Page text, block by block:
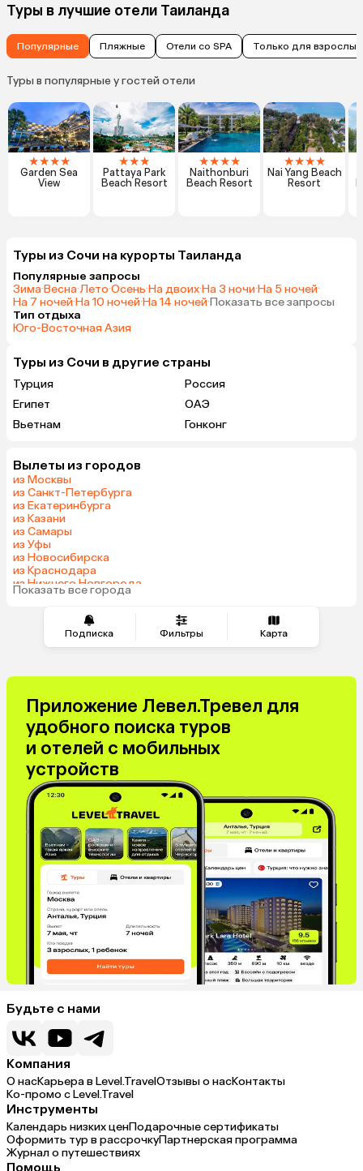
Подписка Фильтры Карта
Туры в лучшие отели Таиланда
Популярные Пляжные Отели со SPA Только для взрослых
Туры в популярные у гостей отели
★★★★
Garden Sea
View
★★★
Pattaya Park
Beach Resort
★★★★
Naithonburi
Beach Resort
★★★★
Nai Yang Beach
Resort
Туры из Сочи на курорты Таиланда
Популярные запросы
Зима·Весна·Лето·Осень·На двоих·На 3 ночи·На 5 ночей·
На 7 ночей·На 10 ночей·На 14 ночей·Показать все запросы
Тип отдыха
Юго-Восточная Азия
Туры из Сочи в другие страны
Турция
Россия
Египет
ОАЭ
Вьетнам
Гонконг
Вылеты из городов
из Москвы
из Санкт-Петербурга
из Екатеринбурга
из Казани
из Самары
из Уфы
из Новосибирска
из Краснодара
из Нижнего Новгорода
из Перми
Показать все города
Приложение Левел.Тревел для
удобного поиска туров
и отелей с мобильных
устройств
Будьте с нами
Компания
О насКарьера в Level.TravelОтзывы о насКонтакты
Ко-промо с Level.Travel
Инструменты
Календарь низких ценПодарочные сертификаты
Оформить тур в рассрочкуПартнерская программа
Журнал о путешествиях
Помощь